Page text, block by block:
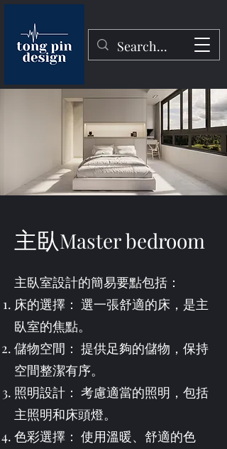
主臥Master bedroom
主臥室設計的簡易要點包括：
床的選擇： 選一張舒適的床，是主
臥室的焦點。
儲物空間： 提供足夠的儲物，保持
空間整潔有序。
照明設計： 考慮適當的照明，包括
主照明和床頭燈。
色彩選擇： 使用溫暖、舒適的色